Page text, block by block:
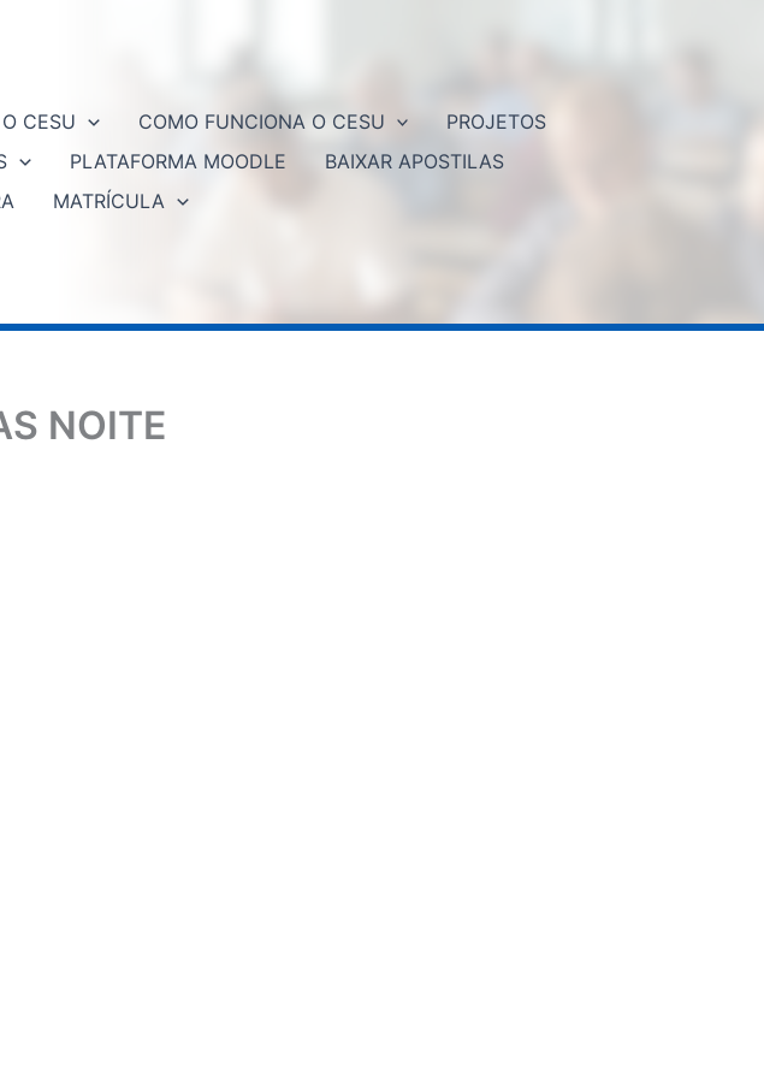
CESU COMO FUNCIONA O CESU
PROJETOS
PLATAFORMA MOODLE
BAIXAR APOSTILAS
MATRÍCULA
NOITE